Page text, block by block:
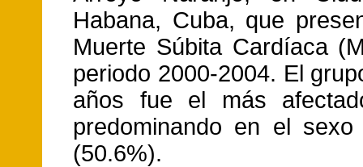
Habana, Cuba, que
Muerte Súbita Cardíaca
periodo 2000-2004. El
años fue el más
predominando en el sexo
(50.6%).